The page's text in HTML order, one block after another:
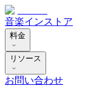
音楽インストア
料金
リソース
お問い合わせ